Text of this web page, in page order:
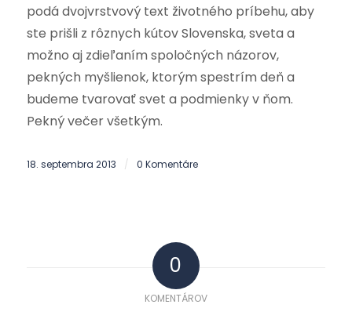
podá dvojvrstvový text životného príbehu, aby
ste prišli z rôznych kútov Slovenska, sveta a
možno aj zdieľaním spoločných názorov,
pekných myšlienok, ktorým spestrím deň a
budeme tvarovať svet a podmienky v ňom.
Pekný večer všetkým.
18. septembra 2013 / 0 Komentáre
0
KOMENTÁROV